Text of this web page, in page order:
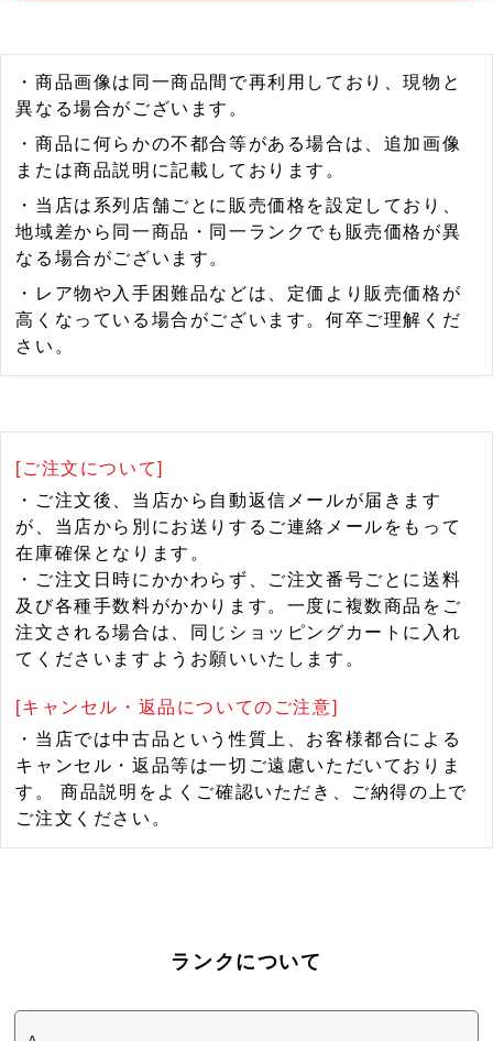
・商品画像は同一商品間で再利用しており、現物と
異なる場合がございます。
・商品に何らかの不都合等がある場合は、追加画像
または商品説明に記載しております。
・当店は系列店舗ごとに販売価格を設定しており、
地域差から同一商品・同一ランクでも販売価格が異
なる場合がございます。
・レア物や入手困難品などは、定価より販売価格が
高くなっている場合がございます。何卒ご理解くだ
さい。
[ご注文について]
・ご注文後、当店から自動返信メールが届きます
が、当店から別にお送りするご連絡メールをもって
在庫確保となります。
・ご注文日時にかかわらず、ご注文番号ごとに送料
及び各種手数料がかかります。一度に複数商品をご
注文される場合は、同じショッピングカートに入れ
てくださいますようお願いいたします。
[キャンセル・返品についてのご注意]
・当店では中古品という性質上、お客様都合による
キャンセル・返品等は一切ご遠慮いただいておりま
す。 商品説明をよくご確認いただき、ご納得の上で
ご注文ください。
ランクについて